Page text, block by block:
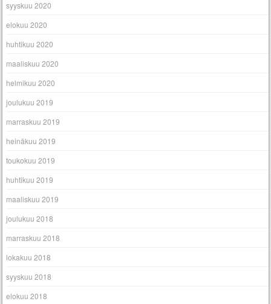
syyskuu 2020
elokuu 2020
huhtikuu 2020
maaliskuu 2020
helmikuu 2020
joulukuu 2019
marraskuu 2019
heinäkuu 2019
toukokuu 2019
huhtikuu 2019
maaliskuu 2019
joulukuu 2018
marraskuu 2018
lokakuu 2018
syyskuu 2018
elokuu 2018